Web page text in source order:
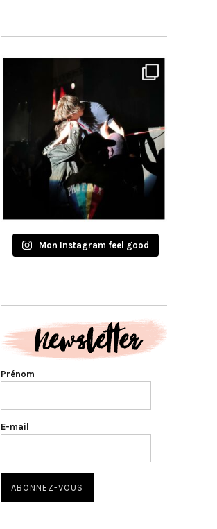
Mon Instagram feel good
Prénom
E-mail